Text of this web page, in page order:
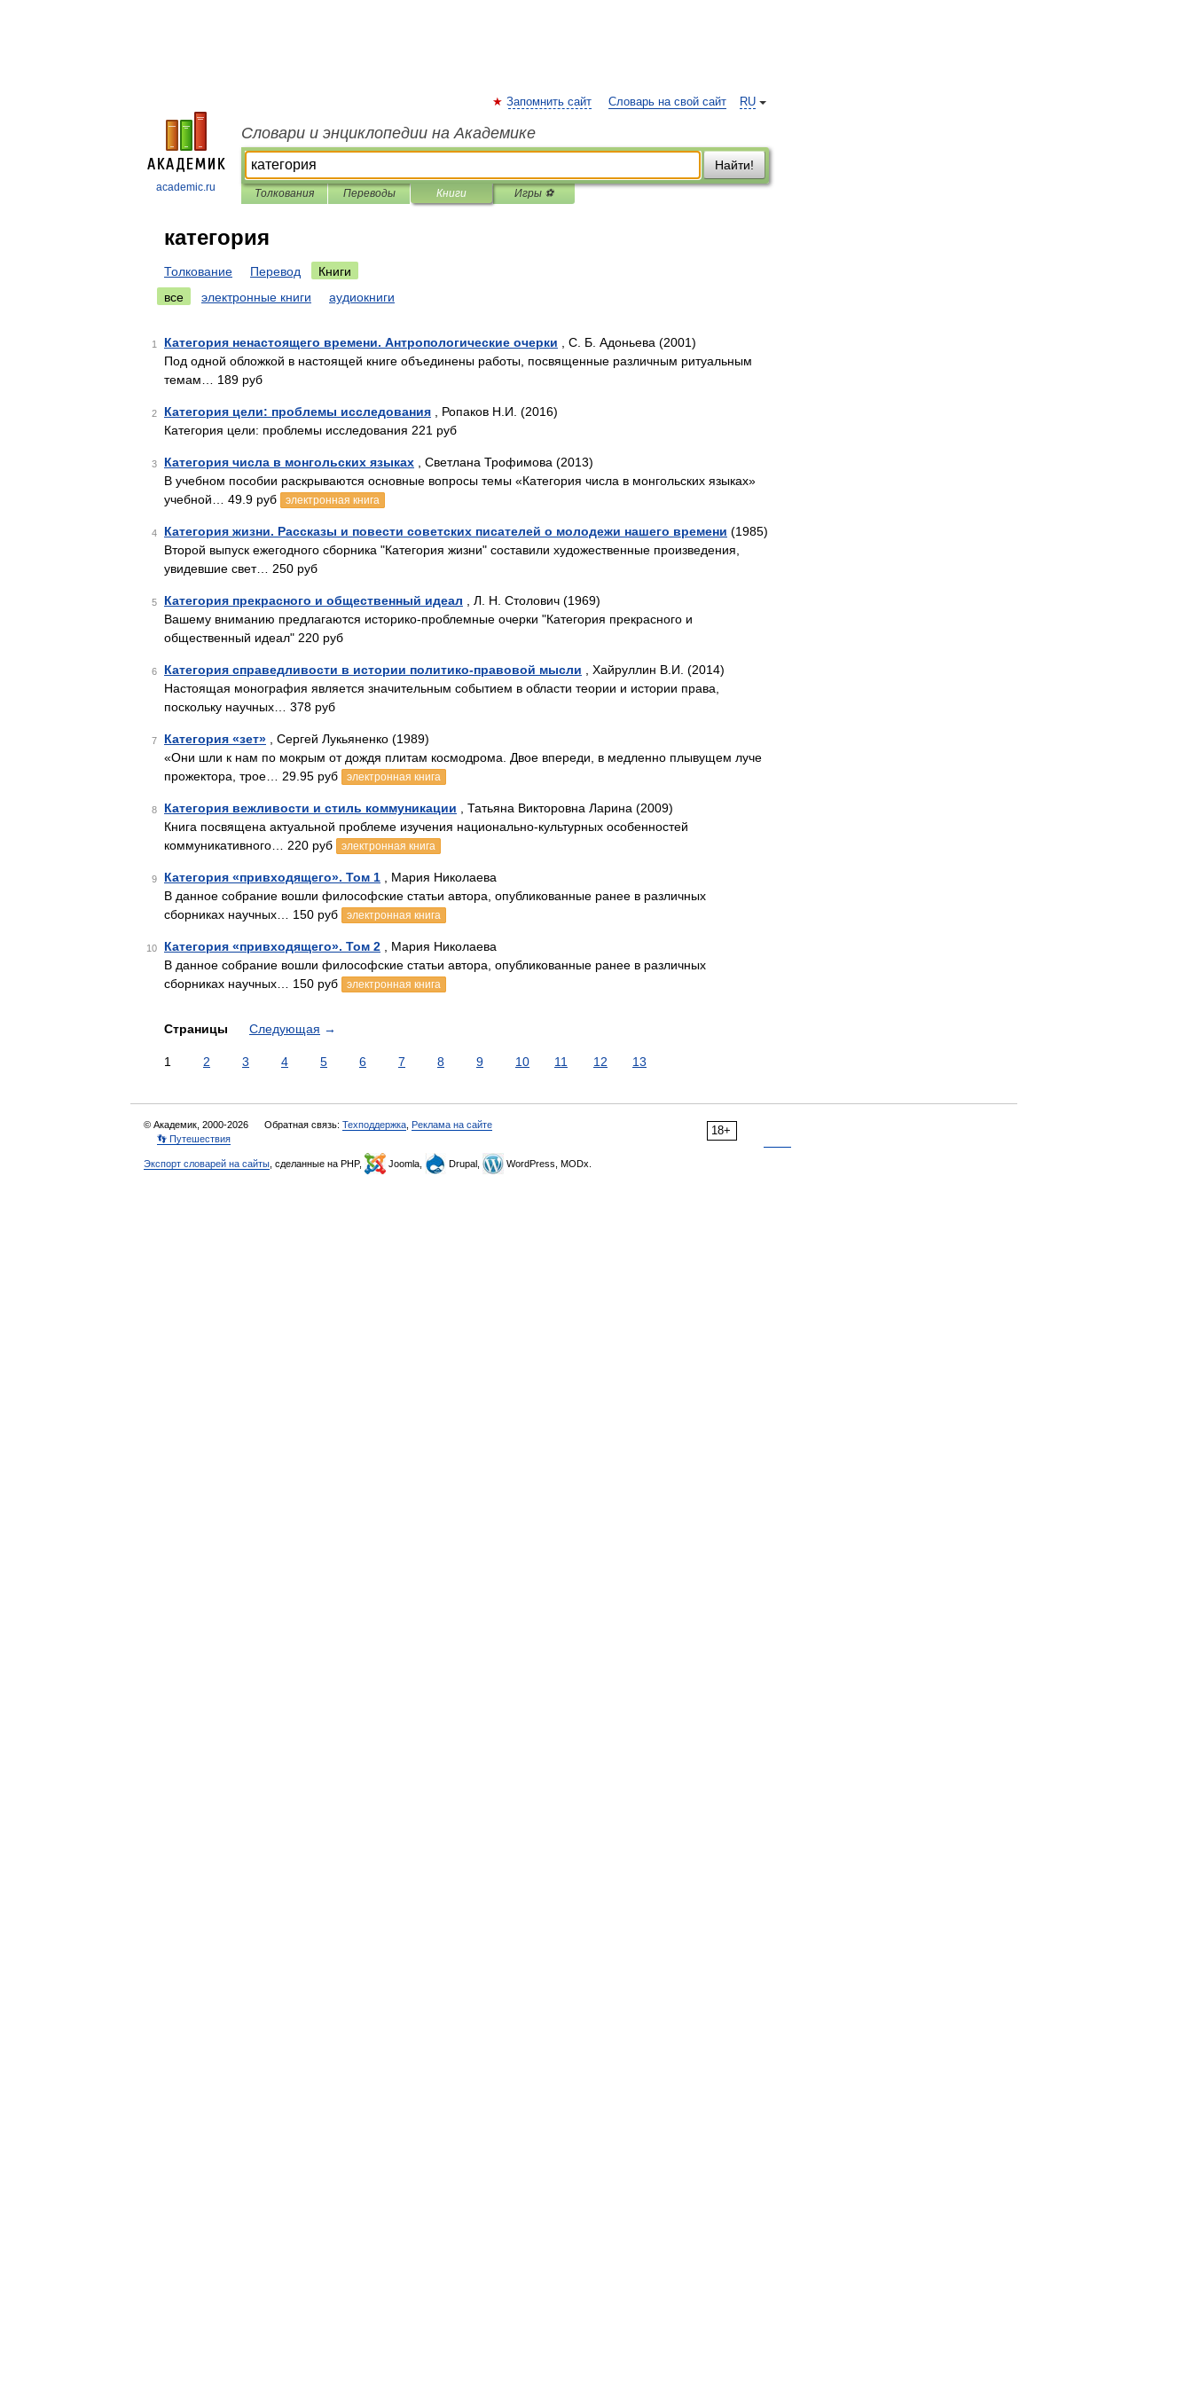
academic.ru
RU
Запомнить сайт Словарь на свой сайт
Словари и энциклопедии на Академике
Найти!
Толкования Переводы Книги Игры ⚽
категория
Толкование Перевод
Книги
все
электронные книги аудиокниги
1 Категория ненастоящего времени. Антропологические очерки , С. Б. Адоньева (2001)
Под одной обложкой в настоящей книге объединены работы, посвященные различным ритуальным
темам… 189 руб
2 Категория цели: проблемы исследования , Ропаков Н.И. (2016)
Категория цели: проблемы исследования 221 руб
3 Категория числа в монгольских языках , Светлана Трофимова (2013)
В учебном пособии раскрываются основные вопросы темы «Категория числа в монгольских языках»
учебной… 49.9 руб
электронная книга
4 Категория жизни. Рассказы и повести советских писателей о молодежи нашего времени (1985)
Второй выпуск ежегодного сборника "Категория жизни" составили художественные произведения,
увидевшие свет… 250 руб
5 Категория прекрасного и общественный идеал , Л. Н. Столович (1969)
Вашему вниманию предлагаются историко-проблемные очерки "Категория прекрасного и
общественный идеал" 220 руб
6 Категория справедливости в истории политико-правовой мысли , Хайруллин В.И. (2014)
Настоящая монография является значительным событием в области теории и истории права,
поскольку научных… 378 руб
7 Категория «зет» , Сергей Лукьяненко (1989)
«Они шли к нам по мокрым от дождя плитам космодрома. Двое впереди, в медленно плывущем луче
прожектора, трое… 29.95 руб
электронная книга
8 Категория вежливости и стиль коммуникации , Татьяна Викторовна Ларина (2009)
Книга посвящена актуальной проблеме изучения национально-культурных особенностей
коммуникативного… 220 руб
электронная книга
9 Категория «привходящего». Том 1 , Мария Николаева
В данное собрание вошли философские статьи автора, опубликованные ранее в различных
сборниках научных… 150 руб
электронная книга
10 Категория «привходящего». Том 2 , Мария Николаева
В данное собрание вошли философские статьи автора, опубликованные ранее в различных
сборниках научных… 150 руб
электронная книга
Страницы Следующая →
1 2 3 4 5 6 7 8 9 10 11 12 13
18+
© Академик, 2000-2026 Обратная связь: Техподдержка Реклама на сайте
👣 Путешествия
Экспорт словарей на сайты , сделанные на PHP, Joomla, Drupal, WordPress, MODx.